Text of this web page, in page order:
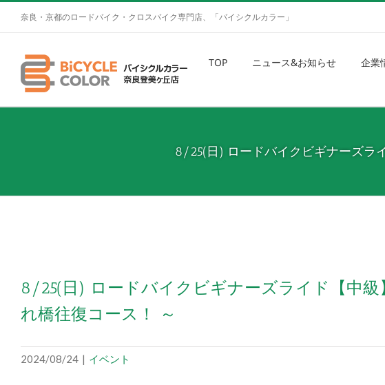
奈良・京都のロードバイク・クロスバイク専門店、「バイシクルカラー」
TOP ニュース&お知らせ 企業
8/25(日) ロードバイクビギナーズ
8/25(日) ロードバイクビギナーズライド【中
れ橋往復コース！ ～
2024/08/24 | イベント